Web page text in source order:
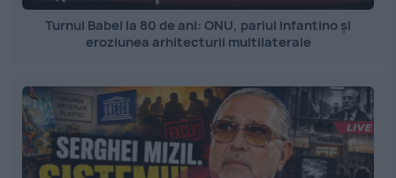
Turnul Babel la 80 de ani: ONU, pariul Infantino și
eroziunea arhitecturii multilaterale